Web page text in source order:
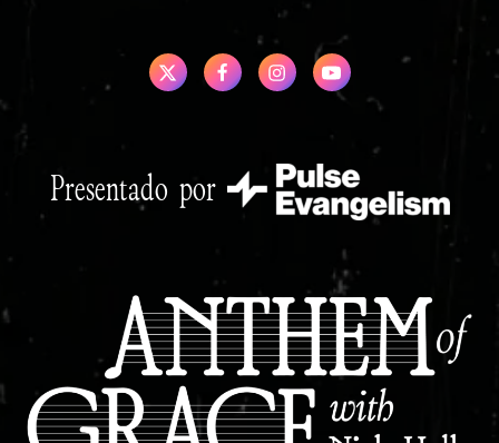
Presentado por